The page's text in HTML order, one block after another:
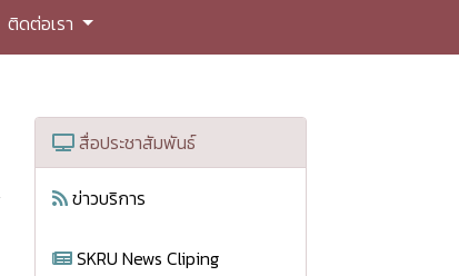
ติดต่อเรา
สื่อประชาสัมพันธ์
ข่าวบริการ
SKRU News Cliping